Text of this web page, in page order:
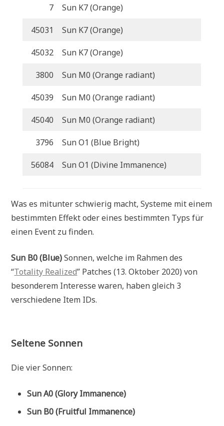
7 Sun K7 (Orange)
45031 Sun K7 (Orange)
45032 Sun K7 (Orange)
3800 Sun M0 (Orange radiant)
45039 Sun M0 (Orange radiant)
45040 Sun M0 (Orange radiant)
3796 Sun O1 (Blue Bright)
56084 Sun O1 (Divine Immanence)
Was es mitunter schwierig macht, Systeme mit einem
bestimmten Effekt oder eines bestimmten Typs für
einen Event zu finden.
Sun B0 (Blue)Sonnen, welche im Rahmen des
“Totality Realized” Patches (13. Oktober 2020) von
besonderem Interesse waren, haben gleich 3
verschiedene Item IDs.
Seltene Sonnen
Die vier Sonnen:
Sun A0 (Glory Immanence)
Sun B0 (Fruitful Immanence)